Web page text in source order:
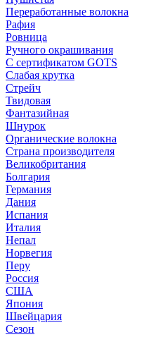
Переработанные волокна
Рафия
Ровница
Ручного окрашивания
С сертификатом GOTS
Слабая крутка
Стрейч
Твидовая
Фантазийная
Шнурок
Органические волокна
Страна производителя
Великобритания
Болгария
Германия
Дания
Испания
Италия
Непал
Норвегия
Перу
Россия
США
Япония
Швейцария
Сезон